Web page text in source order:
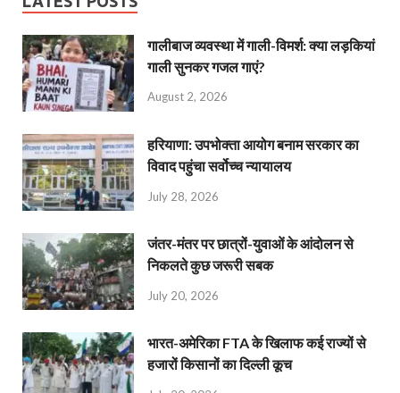
गालीबाज व्‍यवस्‍था में गाली-विमर्श: क्या लड़कियां
गाली सुनकर गजल गाएं?
August 2, 2026
हरियाणा: उपभोक्ता आयोग बनाम सरकार का
विवाद पहुंचा सर्वोच्च न्यायालय
July 28, 2026
जंतर-मंतर पर छात्रों-युवाओं के आंदोलन से
निकलते कुछ जरूरी सबक
July 20, 2026
भारत-अमेरिका FTA के खिलाफ कई राज्यों से
हजारों किसानों का दिल्ली कूच